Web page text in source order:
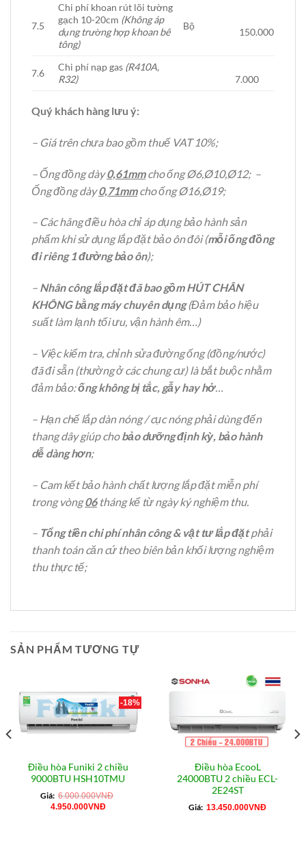
7.5
Chi phí khoan rút lõi tường
gạch 10-20cm (Không áp
dụng trường hợp khoan bê
tông)
Bộ
150.000
7.6
Chi phí nạp gas (R410A,
R32)
7.000
Quý khách hàng lưu ý:
– Giá trên chưa bao gồm thuế VAT 10%;
– Ống đồng dày0,61mmcho ống Ø6,Ø10,Ø12; –
Ống đồng dày0,71mmcho ống Ø16,Ø19;
– Các hãng điều hòa chỉ áp dụng bảo hành sản
phẩm khi sử dụng lắp đặt bảo ôn đôi (mỗi ống đồng
đi riêng 1 đường bảo ôn);
– Nhân công lắp đặt đã bao gồm HÚT CHÂN
KHÔNG bằng máy chuyên dụng(Đảm bảo hiệu
suất làm lạnh tối ưu, vận hành êm…)
– Việc kiểm tra, chỉnh sửa đường ống (đồng/nước)
đã đi sẵn (thường ở các chung cư) là bắt buộc nhằm
đảm bảo:ống không bị tắc, gẫy hay hở…
– Hạn chế lắp dàn nóng / cục nóng phải dùng đến
thang dây giúp chobảo dưỡng định kỳ, bảo hành
dễ dàng hơn;
– Cam kết bảo hành chất lượng lắp đặt miễn phí
trong vòng06tháng kể từ ngày ký nghiệm thu.
– Tổng tiền chi phí nhân công & vật tư lắp đặtphải
thanh toán căn cứ theo biên bản khối lượng nghiệm
thu thực tế;
SẢN PHẨM TƯƠNG TỰ
-18%
Điều hòa Funiki 2 chiều
9000BTU HSH10TMU
Giá: 6.000.000VNĐ
Giá
4.950.000VNĐGiá
Điều hòa EcooL
24000BTU 2 chiều ECL-
2E24ST
Giá: 13.450.000VNĐ